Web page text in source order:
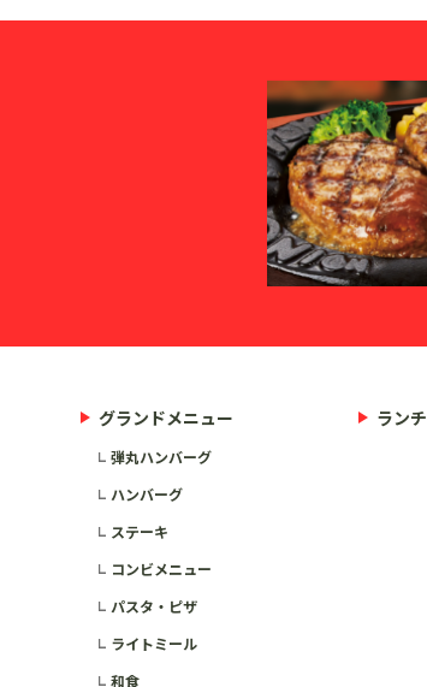
グランドメニュー
弾丸ハンバーグ
ハンバーグ
ステーキ
コンビメニュー
パスタ・ピザ
ライトミール
和食
ランチ